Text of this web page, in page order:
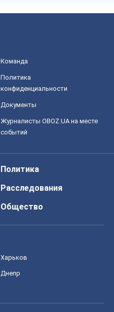
Команда
Политика
конфиденциальности
Документы
Журналисты OBOZ.UA на месте
событий
Политика
Расследования
Общество
Харьков
Днепр